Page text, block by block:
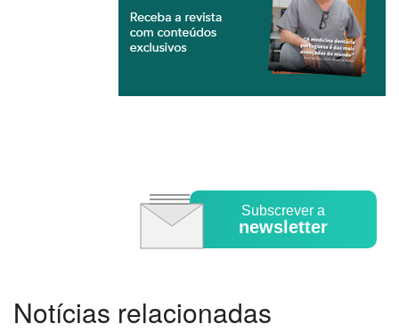
Subscrever a
newsletter
Notícias relacionadas